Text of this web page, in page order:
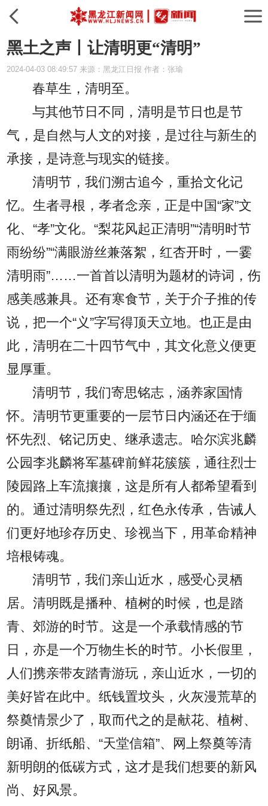
黑土之声丨让清明更“清明”
2024-04-03 08:49:57 来源：黑龙江日报 作者：张瑜
春草生，清明至。
与其他节日不同，清明是节日也是节
气，是自然与人文的对接，是过往与新生的
承接，是诗意与现实的链接。
清明节，我们溯古追今，重拾文化记
忆。生者寻根，孝者念亲，正是中国“家”文
化、“孝”文化。“梨花风起正清明”“清明时节
雨纷纷”“满眼游丝兼落絮，红杏开时，一霎
清明雨”……一首首以清明为题材的诗词，伤
感美感兼具。还有寒食节，关于介子推的传
说，把一个“义”字写得顶天立地。也正是由
此，清明在二十四节气中，其文化意义便更
显厚重。
清明节，我们寄思铭志，涵养家国情
怀。清明节更重要的一层节日内涵还在于缅
怀先烈、铭记历史、继承遗志。哈尔滨兆麟
公园李兆麟将军墓碑前鲜花簇簇，通往烈士
陵园路上车流攘攘，这是所有人都希望看到
的。通过清明祭先烈，红色永传承，告诫人
们更好地珍存历史、珍视当下，用革命精神
培根铸魂。
清明节，我们亲山近水，感受心灵栖
居。清明既是播种、植树的时候，也是踏
青、郊游的时节。这是一个承载情感的节
日，亦是一个万物生长的时节。小长假里，
人们携亲带友踏青游玩，亲山近水，一切的
美好皆在此中。纸钱置坟头，火灰漫荒草的
祭奠情景少了，取而代之的是献花、植树、
朗诵、折纸船、“天堂信箱”、网上祭奠等清
新明朗的低碳方式，这才是我们想要的新风
尚、好风景。